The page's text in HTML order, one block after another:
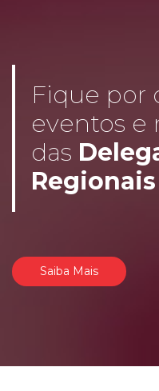
Fique por
eventos e
das
Regionais
Saiba Mais